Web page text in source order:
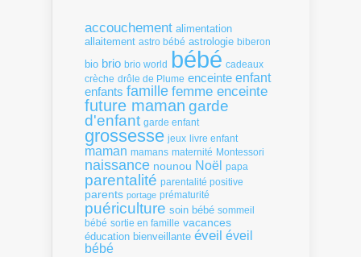
accouchement alimentation
allaitement astro bébé astrologie biberon
bio brio brio world bébé cadeaux
crèche drôle de Plume enceinte enfant
enfants famille femme enceinte
future maman garde
d'enfant garde enfant
grossesse jeux livre enfant
maman mamans maternité Montessori
naissance nounou Noël papa
parentalité parentalité positive
parents portage prématurité
puériculture soin bébé sommeil
bébé sortie en famille vacances
éducation bienveillante éveil éveil
bébé